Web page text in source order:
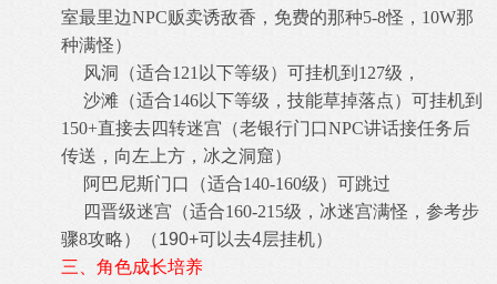
室最里边NPC贩卖诱敌香，免费的那种5-8怪，10W那
种满怪）
风洞（适合121以下等级）可挂机到127级，
沙滩（适合146以下等级，技能草掉落点）可挂机到
150+直接去四转迷宫（老银行门口NPC讲话接任务后
传送，向左上方，冰之洞窟）
阿巴尼斯门口（适合140-160级）可跳过
四晋级迷宫（适合160-215级，冰迷宫满怪， 参考步
骤8攻略）（190+可以去4层挂机）
三 、角色成长培养